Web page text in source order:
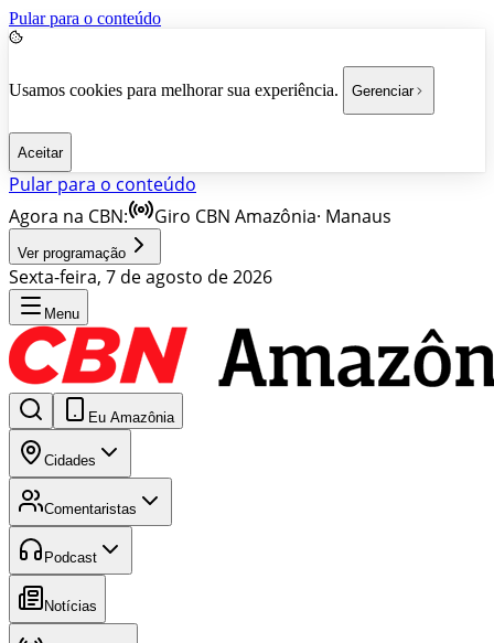
Pular para o conteúdo
Usamos cookies para melhorar sua experiência. Gerenciar
Aceitar
Pular para o conteúdo
Agora na CBN:
Giro CBN Amazônia· Manaus
Ver programação
Sexta-feira, 7 de agosto de 2026
Menu
Eu Amazônia
Cidades
Comentaristas
Podcast
Notícias